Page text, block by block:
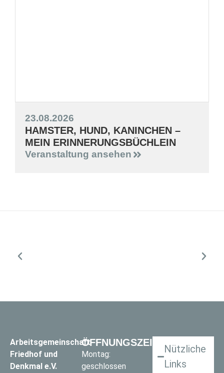
23.08.2026
HAMSTER, HUND, KANINCHEN –
MEIN ERINNERUNGSBÜCHLEIN
Veranstaltung ansehen
Arbeitsgemeinschaft
Friedhof und
Denkmal e.V.
ÖFFNUNGSZEITEN
Montag:
geschlossen
Nützliche
Links